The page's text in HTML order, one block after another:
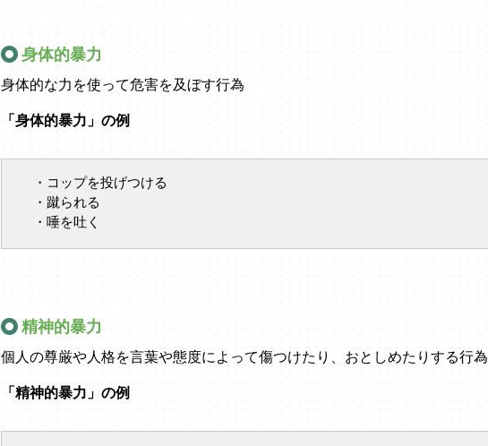
身体的暴力
身体的な力を使って危害を及ぼす行為
「身体的暴力」の例
・コップを投げつける
・蹴られる
・唾を吐く
精神的暴力
個人の尊厳や人格を言葉や態度によって傷つけたり、おとしめたりする行為
「精神的暴力」の例